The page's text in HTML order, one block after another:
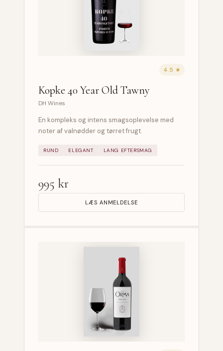
4.5 ★
Kopke 40 Year Old Tawny
DH Wines
En kompleks og intens smagsoplevelse med
noter af valnødder og tørret frugt.
RUND ELEGANT LANG EFTERSMAG
995 kr
LÆS ANMELDELSE